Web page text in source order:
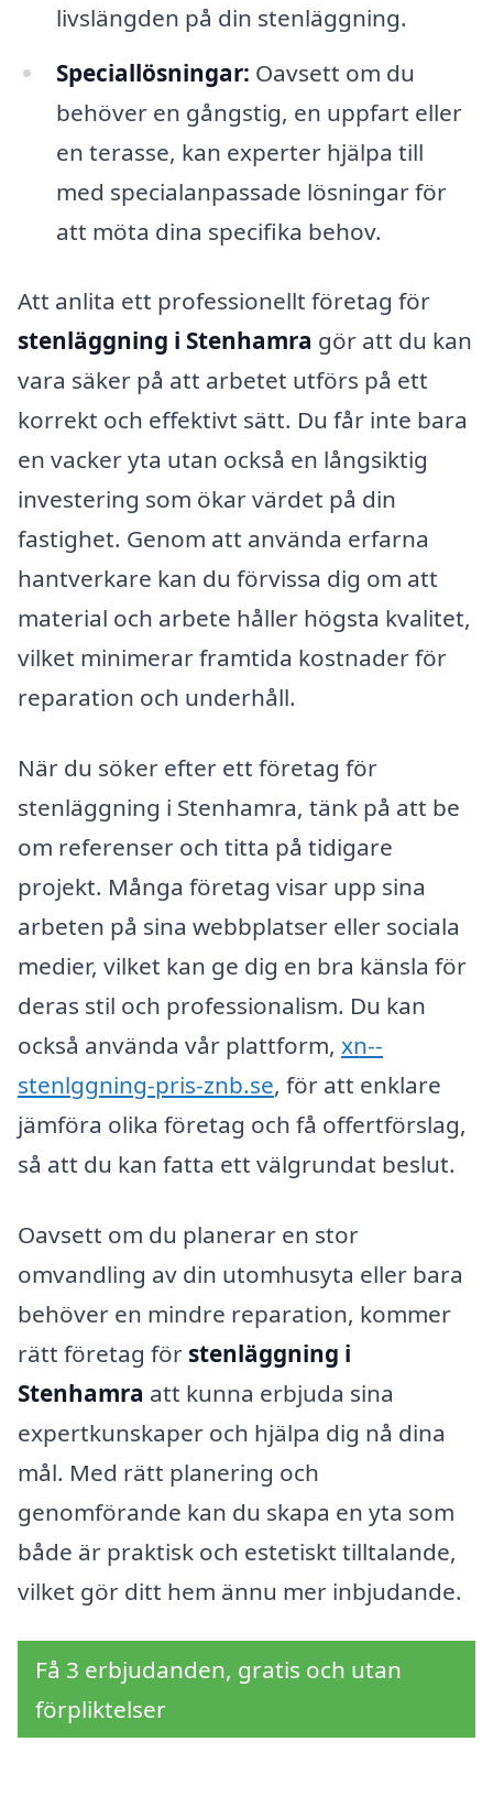
livslängden på din stenläggning.
Speciallösningar: Oavsett om du
behöver en gångstig, en uppfart eller
en terasse, kan experter hjälpa till
med specialanpassade lösningar för
att möta dina specifika behov.
Att anlita ett professionellt företag för
stenläggning i Stenhamra gör att du kan
vara säker på att arbetet utförs på ett
korrekt och effektivt sätt. Du får inte bara
en vacker yta utan också en långsiktig
investering som ökar värdet på din
fastighet. Genom att använda erfarna
hantverkare kan du förvissa dig om att
material och arbete håller högsta kvalitet,
vilket minimerar framtida kostnader för
reparation och underhåll.
När du söker efter ett företag för
stenläggning i Stenhamra, tänk på att be
om referenser och titta på tidigare
projekt. Många företag visar upp sina
arbeten på sina webbplatser eller sociala
medier, vilket kan ge dig en bra känsla för
deras stil och professionalism. Du kan
också använda vår plattform, xn--
stenlggning-pris-znb.se, för att enklare
jämföra olika företag och få offertförslag,
så att du kan fatta ett välgrundat beslut.
Oavsett om du planerar en stor
omvandling av din utomhusyta eller bara
behöver en mindre reparation, kommer
rätt företag för stenläggning i
Stenhamra att kunna erbjuda sina
expertkunskaper och hjälpa dig nå dina
mål. Med rätt planering och
genomförande kan du skapa en yta som
både är praktisk och estetiskt tilltalande,
vilket gör ditt hem ännu mer inbjudande.
Få 3 erbjudanden, gratis och utan
förpliktelser